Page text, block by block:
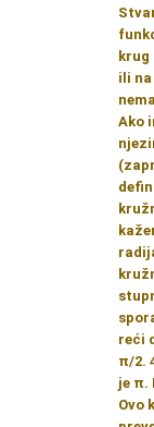
krug
ili na
Ako
reći
π/2.
je π.
Ovo